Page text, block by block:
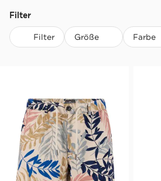
Filter
Filter Größe Farbe